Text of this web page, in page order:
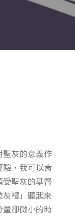
聖灰的意義作
驗，我可以肯
聖灰的基督
禮」聽起來
卻微小的時